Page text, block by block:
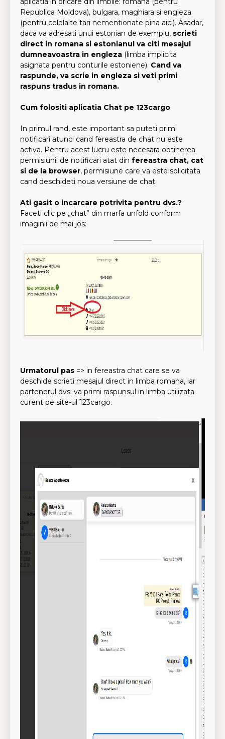
Republica Moldova), bulgara, maghiara si engleza
(pentru celelalte tari nementionate pina aici). Asadar,
daca va adresati unui estonian de exemplu, scrieti
direct in romana si estonianul va citi mesajul
dumneavoastra in engleza (limba implicita
asignata pentru conturile estoniene). Cand va
raspunde, va scrie in engleza si veti primi
raspuns tradus in romana.
Cum folositi aplicatia Chat pe 123cargo
In primul rand, este important sa puteti primi
notificari atunci cand fereastra de chat nu este
activa. Pentru acest lucru este necesara obtinerea
permisiunii de notificari atat din fereastra chat, cat
si de la browser, permisiune care va este solicitata
cand deschideti noua versiune de chat.
Ati gasit o incarcare potrivita pentru dvs.?
Faceti clic pe „chat” din marfa unfold conform
imaginii de mai jos:
Urmatorul pas => in fereastra chat care se va
deschide scrieti mesajul direct in limba romana, iar
partenerul dvs. va primi raspunsul in limba utilizata
curent pe site-ul 123cargo.